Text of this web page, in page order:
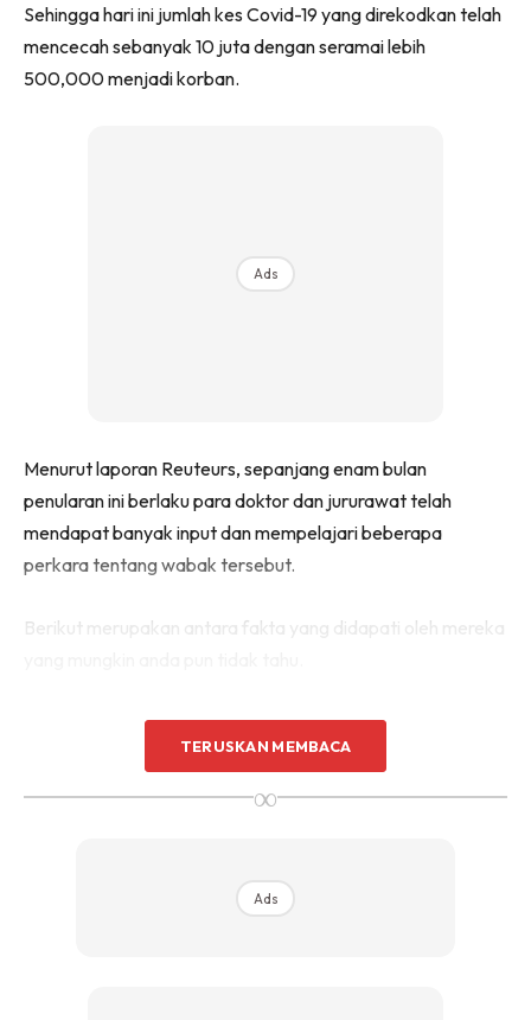
Sehingga hari ini jumlah kes Covid-19 yang direkodkan telah
mencecah sebanyak 10 juta dengan seramai lebih
500,000 menjadi korban.
Ads
Menurut laporan Reuteurs, sepanjang enam bulan
penularan ini berlaku para doktor dan jururawat telah
mendapat banyak input dan mempelajari beberapa
perkara tentang wabak tersebut.
Berikut merupakan antara fakta yang didapati oleh mereka
TERUSKAN MEMBACA
∞
Ads